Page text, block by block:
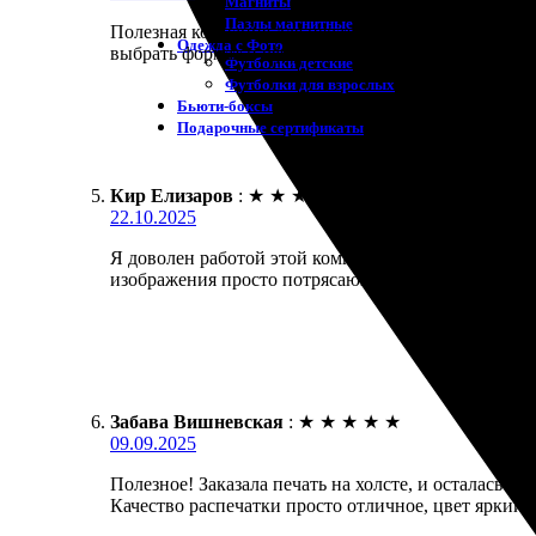
Пазлы магнитные
Одежда с Фото
Футболки детские
Футболки для взрослых
Бьюти-боксы
Подарочные сертификаты
Полезная компания для печати на холсте.
выбрать формат и оформить заказ. Рекомендую
Кир Елизаров : ★ ★ ★
22.10.2025
Я доволен работой этой компании. Заказал
изображения просто потрясающее, детали
Забава Вишневская : ★ ★ ★ ★ ★
09.09.2025
Полезное! Заказала печать на холсте, и осталась
Качество распечатки просто отличное, цвет